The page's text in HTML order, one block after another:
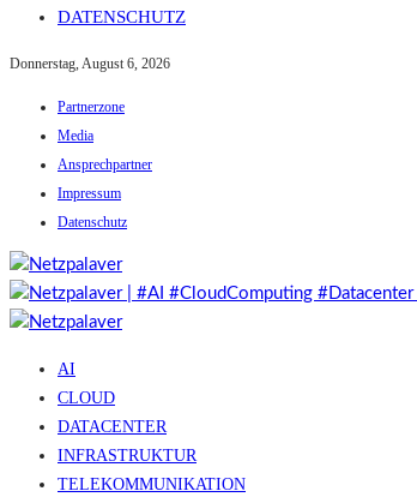
DATENSCHUTZ
Donnerstag, August 6, 2026
Partnerzone
Media
Ansprechpartner
Impressum
Datenschutz
AI
CLOUD
DATACENTER
INFRASTRUKTUR
TELEKOMMUNIKATION